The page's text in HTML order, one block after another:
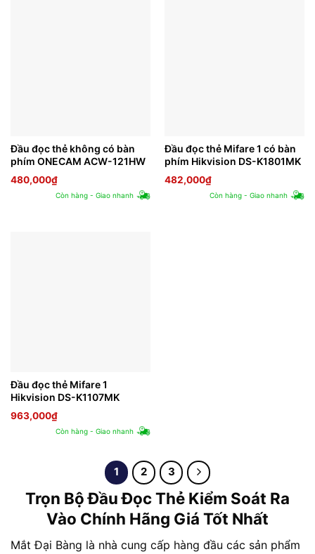
Đầu đọc thẻ không có bàn
phím ONECAM ACW-121HW
480,000₫
Còn hàng - Giao nhanh
Đầu đọc thẻ Mifare 1 có bàn
phím Hikvision DS-K1801MK
482,000₫
Còn hàng - Giao nhanh
Đầu đọc thẻ Mifare 1
Hikvision DS-K1107MK
963,000₫
Còn hàng - Giao nhanh
1 2 3
Trọn Bộ Đầu Đọc Thẻ Kiểm Soát Ra
Vào Chính Hãng Giá Tốt Nhất
Mắt Đại Bàng là nhà cung cấp hàng đầu các sản phẩm